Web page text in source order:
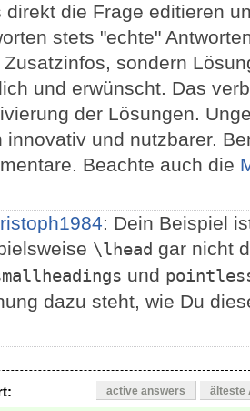
direkt die Frage editieren
stets "echte"
Zusatzinfos, sondern
und erwünscht. Das
der Lösungen.
innovativ und nutzbarer.
Beachte auch die
: Dein Beispiel
\lhead gar nicht
und
dazu steht, wie Du
active answers älteste